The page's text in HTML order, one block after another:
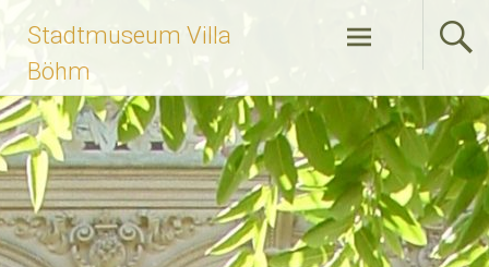
Inhalt
springen
Stadtmuseum Villa
Böhm